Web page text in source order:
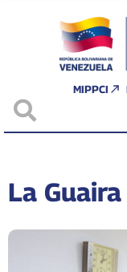
MIPPCI
La Guaira